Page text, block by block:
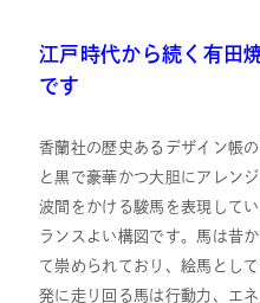
江戸時代から続く有田
です
香蘭社の歴史あるデザイン帳
と黒で豪華かつ大胆にアレン
波間をかける駿馬を表現して
ランスよい構図です。馬は昔
て崇められており、絵馬とし
発に走り回る馬は行動力、エ